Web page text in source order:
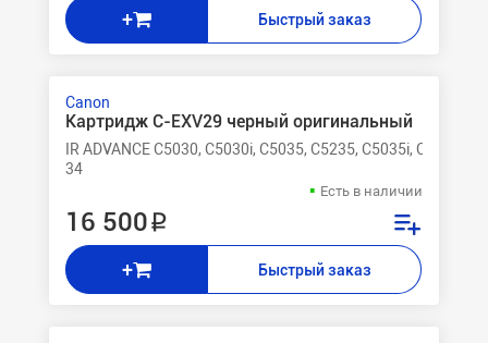
+ Быстрый заказ
Canon
Картридж C-EXV29 черный оригинальный
IR ADVANCE C5030, C5030i, C5035, C5235, C5035i, C5240,
34
Есть в наличии
16 500 ₽
+ Быстрый заказ